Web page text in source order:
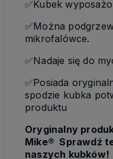
✅Kubek
✅Można
mikrofalówce.
✅Nadaje się do
✅Posiada
spodzie kubka
produktu
Oryginalny
Mike® Sprawdź
naszych kubków!